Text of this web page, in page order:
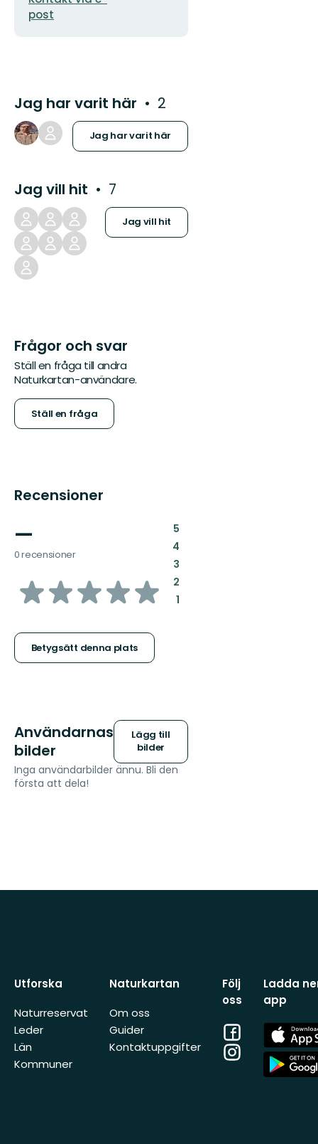
post
Jag har varit här 2
Jag har varit här
Jag vill hit 7
Jag vill hit
Frågor och svar
Ställ en fråga till andra
Naturkartan-användare.
Ställ en fråga
Recensioner
—
0 recensioner
av
stjärnor
Betygsätt denna plats
5:
4:
3:
2:
1:
Användarnas
bilder
Lägg till
bilder
Inga användarbilder ännu. Bli den
första att dela!
Utforska
Naturreservat
Leder
Län
Kommuner
Naturkartan
Om oss
Guider
Kontaktuppgifter
Följ
oss
Facebook
Instagram
Ladda
app
App
Store
App
Store